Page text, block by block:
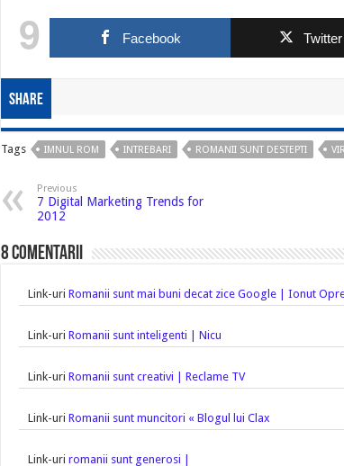
9 Facebook Twitter
Share
Tags IMNUL ROM INTREBARI ROMANII SUNT DESTEPTI
Previous
7 Digital Marketing Trends for
2012
8 comentarii
Link-uri Romanii sunt mai buni decat zice Google | Ionut
Link-uri Romanii sunt inteligenti | Nicu
Link-uri Romanii sunt creativi | Reclame TV
Link-uri Romanii sunt muncitori « Blogul lui Clax
Link-uri romanii sunt generosi |